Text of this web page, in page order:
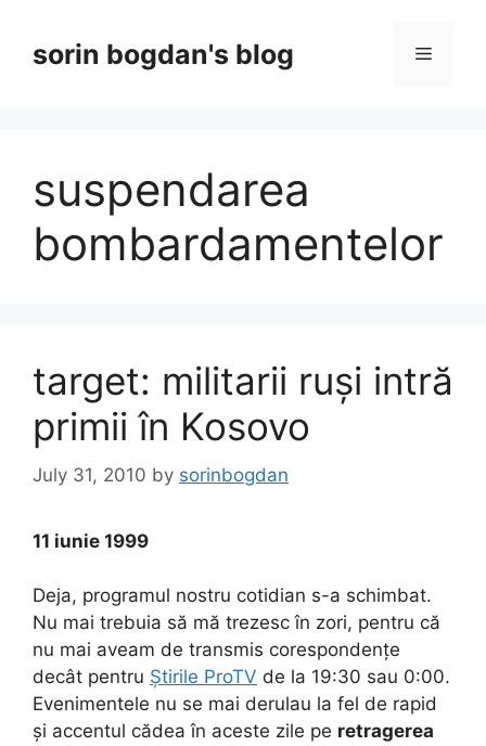
contentsorin bogdan's blog Menu
suspendarea
bombardamentelor
target: militarii ruși intră
primii în Kosovo
July 31, 2010 by sorinbogdan
11 iunie 1999
Deja, programul nostru cotidian s-a schimbat.
Nu mai trebuia să mă trezesc în zori, pentru că
nu mai aveam de transmis corespondențe
decât pentru Știrile ProTV de la 19:30 sau 0:00.
Evenimentele nu se mai derulau la fel de rapid
și accentul cădea în aceste zile pe retragerea